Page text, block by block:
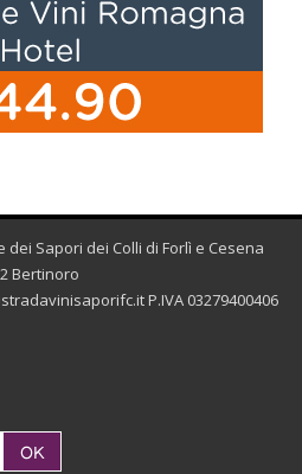
Sapori dei Colli di Forlì e Cesena
Bertinoro
P.IVA 03279400406